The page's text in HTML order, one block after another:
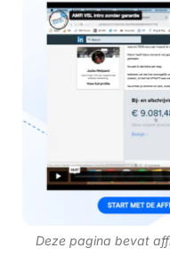
Deze pagina bevat